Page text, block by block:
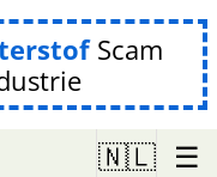
Scam
🇳🇱 ☰